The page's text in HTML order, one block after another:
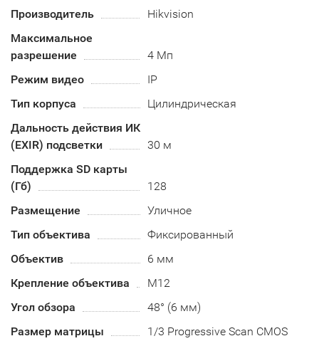
Производитель
Hikvision
Максимальное
разрешение
4 Мп
Режим видео
IP
Тип корпуса
Цилиндрическая
Дальность действия ИК
(EXIR) подсветки
30 м
Поддержка SD карты
(Гб)
128
Размещение
Уличное
Тип объектива
Фиксированный
Объектив
6 мм
Крепление объектива
М12
Угол обзора
48° (6 мм)
Размер матрицы
1/3 Progressive Scan CMOS